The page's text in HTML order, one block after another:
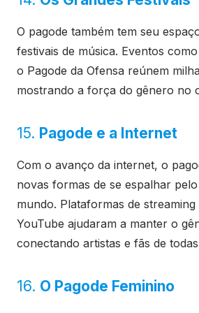
O pagode também tem seu
festivais de música. Eventos
o Pagode da Ofensa reúnem
mostrando a força do gênero no
15. Pagode e a Internet
Com o avanço da internet, o
novas formas de se espalhar
mundo. Plataformas de
YouTube ajudaram a manter o
conectando artistas e fãs de
16. O Pagode Feminino